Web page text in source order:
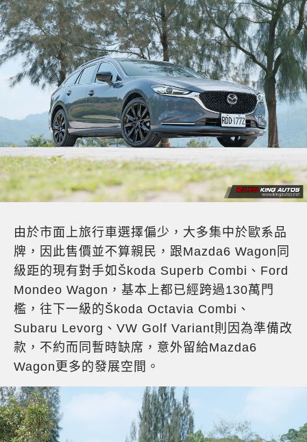
由於市面上旅行車選擇偏少，大多集中於歐系品
牌，因此售價並不算親民，跟Mazda6 Wagon同
級距的現有對手如Škoda Superb Combi、Ford
Mondeo Wagon，基本上都已經跨過130萬門
檻，往下一級的Škoda Octavia Combi、
Subaru Levorg、VW Golf Variant則因為準備改
款，不約而同暫時缺席，意外留給Mazda6
Wagon更多的發展空間。